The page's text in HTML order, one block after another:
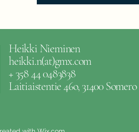
Heikki Nieminen
heikki.n(at)gmx.com
+ 358 44 0483838
Laitiaistentie 46o, 31400 Somero